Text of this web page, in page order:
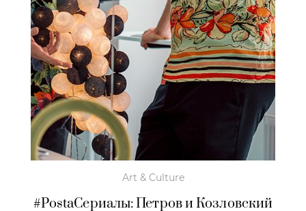
Art & Culture
#PostaСериалы: Петров и Козловский